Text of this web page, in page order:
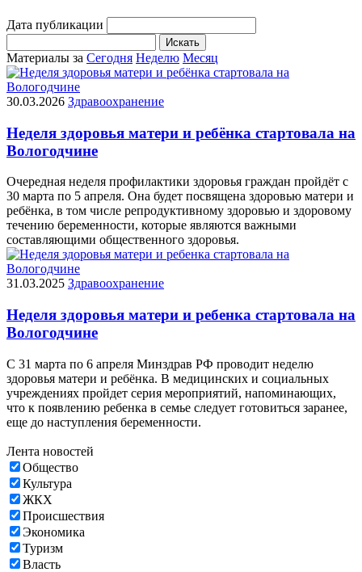
Дата публикации
Искать
Материалы за Сегодня Неделю Месяц
30.03.2026 Здравоохранение
Неделя здоровья матери и ребёнка стартовала на
Вологодчине
Очередная неделя профилактики здоровья граждан пройдёт с
30 марта по 5 апреля. Она будет посвящена здоровью матери и
ребёнка, в том числе репродуктивному здоровью и здоровому
течению беременности, которые являются важными
составляющими общественного здоровья.
31.03.2025 Здравоохранение
Неделя здоровья матери и ребенка стартовала на
Вологодчине
С 31 марта по 6 апреля Минздрав РФ проводит неделю
здоровья матери и ребёнка. В медицинских и социальных
учреждениях пройдет серия мероприятий, напоминающих,
что к появлению ребенка в семье следует готовиться заранее,
еще до наступления беременности.
Лента новостей
Общество
Культура
ЖКХ
Происшествия
Экономика
Туризм
Власть